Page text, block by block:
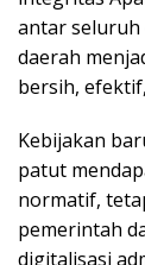
antar seluruh
daerah
bersih,
Kebijakan
patut
normatif,
pemerintah
digitalisasi